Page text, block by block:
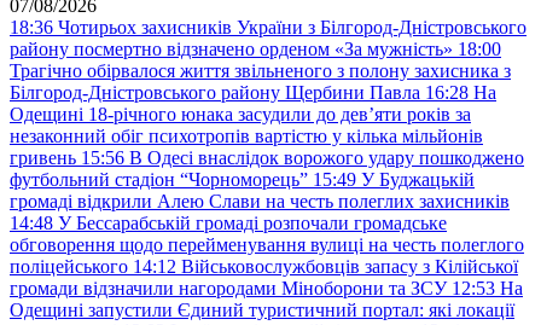
07/08/2026
18:36 Чотирьох захисників України з Білгород-Дністровського
району посмертно відзначено орденом «За мужність» 18:00
Трагічно обірвалося життя звільненого з полону захисника з
Білгород-Дністровського району Щербини Павла 16:28 На
Одещині 18-річного юнака засудили до дев’яти років за
незаконний обіг психотропів вартістю у кілька мільйонів
гривень 15:56 В Одесі внаслідок ворожого удару пошкоджено
футбольний стадіон “Чорноморець” 15:49 У Буджацькій
громаді відкрили Алею Слави на честь полеглих захисників
14:48 У Бессарабській громаді розпочали громадське
обговорення щодо перейменування вулиці на честь полеглого
поліцейського 14:12 Військовослужбовців запасу з Кілійської
громади відзначили нагородами Міноборони та ЗСУ 12:53 На
Одещині запустили Єдиний туристичний портал: які локації